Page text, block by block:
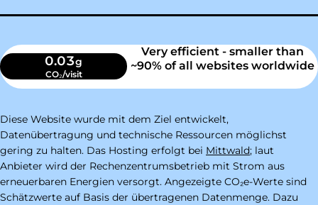
0.03g
CO₂/visit
Very efficient - smaller than
~90% of all websites worldwide
Diese Website wurde mit dem Ziel entwickelt,
Datenübertragung und technische Ressourcen möglichst
gering zu halten. Das Hosting erfolgt bei Mittwald; laut
Anbieter wird der Rechenzentrumsbetrieb mit Strom aus
erneuerbaren Energien versorgt. Angezeigte CO₂e-Werte sind
Schätzwerte auf Basis der übertragenen Datenmenge. Dazu